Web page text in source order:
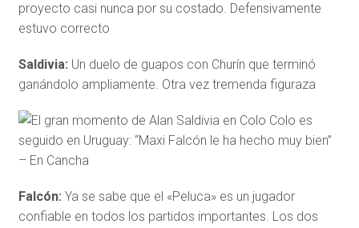
proyecto casi nunca por su costado. Defensivamente
estuvo correcto
Saldivia: Un duelo de guapos con Churín que terminó
ganándolo ampliamente. Otra vez tremenda figuraza
Falcón: Ya se sabe que el «Peluca» es un jugador
confiable en todos los partidos importantes. Los dos